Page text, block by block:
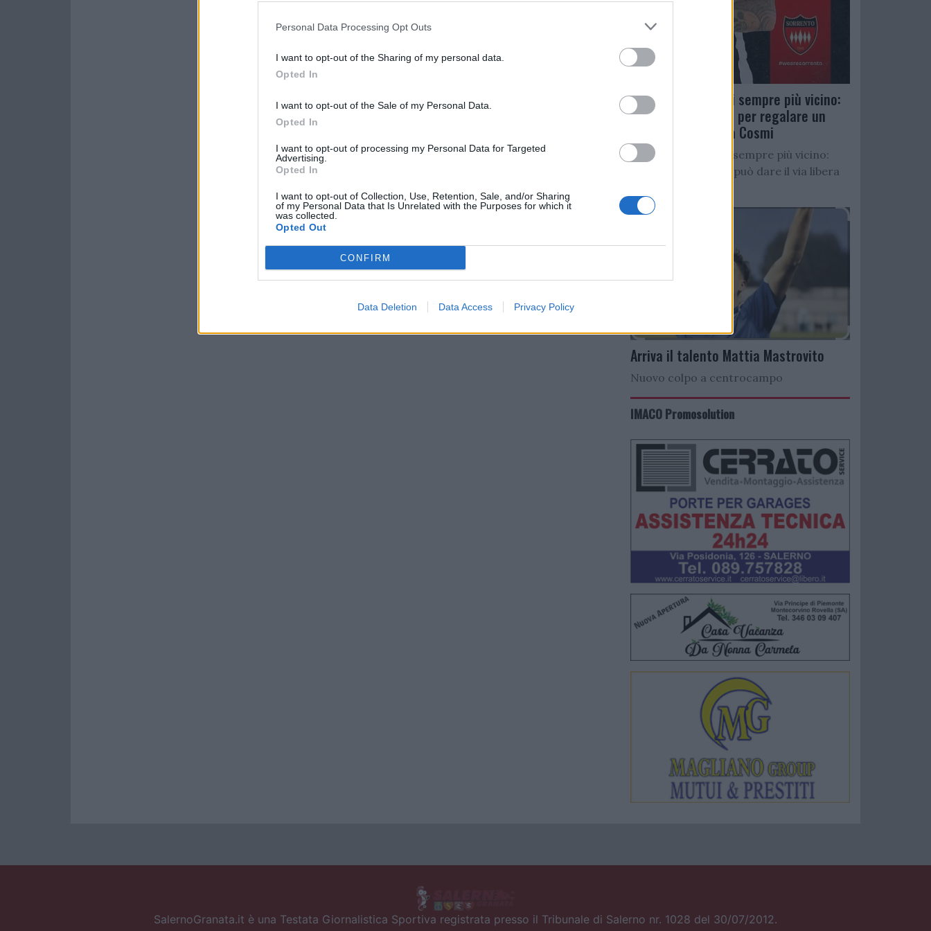
Personal Data Processing Opt Outs
I want to opt-out of the Sharing of my personal data.
Opted In
I want to opt-out of the Sale of my Personal Data.
Opted In
I want to opt-out of processing my Personal Data for Targeted
Advertising.
Opted In
I want to opt-out of Collection, Use, Retention, Sale, and/or Sharing
of my Personal Data that Is Unrelated with the Purposes for which it
was collected.
Opted Out
CONFIRM
Data Deletion Data Access Privacy Policy
Salernitana, D’Ursi sempre più vicino:
Faggiano accelera per regalare un
altro attaccante a Cosmi
Salernitana, D’Ursi sempre più vicino:
Starita al Sorrento può dare il via libera
Arriva il talento Mattia Mastrovito
Nuovo colpo a centrocampo
IMACO Promosolution
SalernoGranata.it è una Testata Giornalistica Sportiva registrata presso il Tribunale di Salerno nr. 1028 del 30/07/2012.